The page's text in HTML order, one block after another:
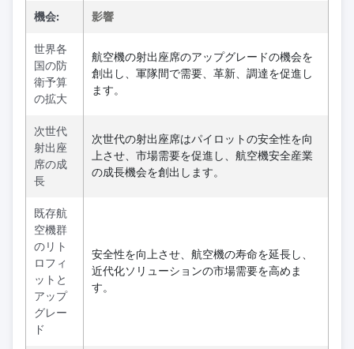
機会: 影響
世界各
国の防
衛予算
の拡大
航空機の射出座席のアップグレードの機会を
創出し、軍隊間で需要、革新、調達を促進し
ます。
次世代
射出座
席の成
長
次世代の射出座席はパイロットの安全性を向
上させ、市場需要を促進し、航空機安全産業
の成長機会を創出します。
既存航
空機群
のリト
ロフィ
ットと
アップ
グレー
ド
安全性を向上させ、航空機の寿命を延長し、
近代化ソリューションの市場需要を高めま
す。